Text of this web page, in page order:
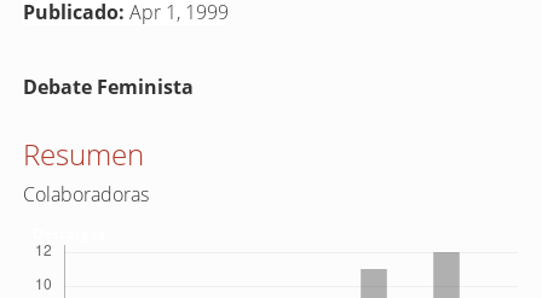
Publicado: Apr 1, 1999
Contenido
del
artículo
Debate Feminista
Resumen
Colaboradoras